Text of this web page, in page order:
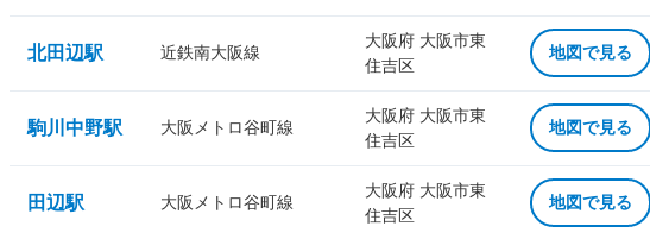
北田辺駅 近鉄南大阪線
大阪府 大阪市東
住吉区
地図で見る
駒川中野駅 大阪メトロ谷町線
大阪府 大阪市東
住吉区
地図で見る
田辺駅 大阪メトロ谷町線
大阪府 大阪市東
住吉区
地図で見る